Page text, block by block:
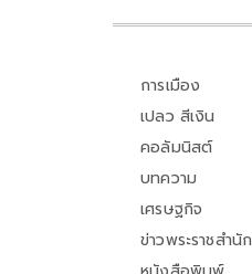
การเมือง
เปลว สีเงิน
คอลัมนิสต์
บทความ
เศรษฐกิจ
ข่าวพระราชสำนัก